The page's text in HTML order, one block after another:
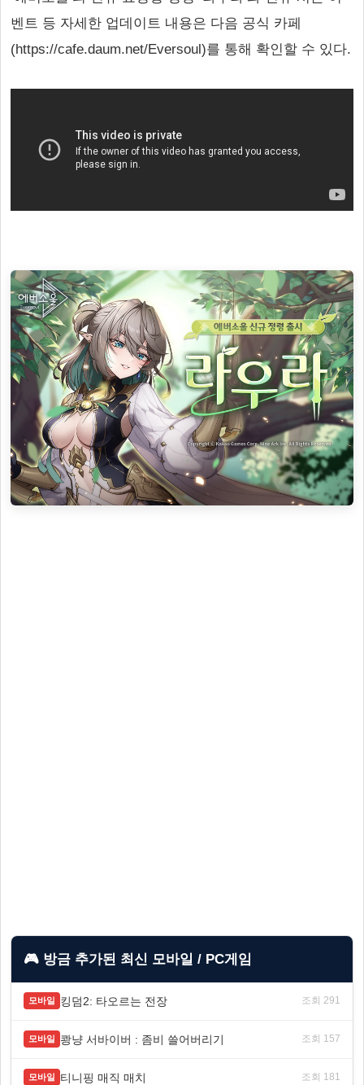
벤트 등 자세한 업데이트 내용은 다음 공식 카페
(https://cafe.daum.net/Eversoul)를 통해 확인할 수 있다.
🎮 방금 추가된 최신 모바일 / PC게임
모바일 킹덤2: 타오르는 전장 조회 291
모바일 쾅냥 서바이버 : 좀비 쓸어버리기 조회 157
모바일 티니핑 매직 매치 조회 181